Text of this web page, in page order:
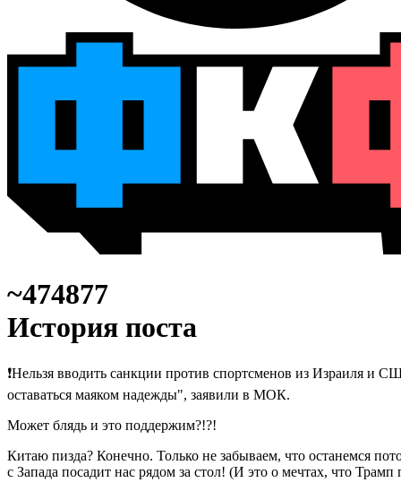
~474877
История поста
❗️Нельзя вводить санкции против спортсменов из Израиля и
оставаться маяком надежды", заявили в МОК.
Может блядь и это поддержим?!?!
Китаю пизда? Конечно. Только не забываем, что останемся
с Запада посадит нас рядом за стол! (И это о мечтах, что